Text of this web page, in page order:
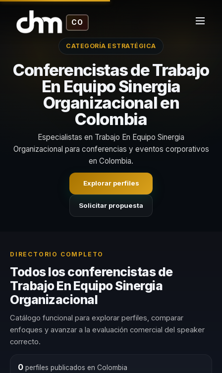
CO
CATEGORÍA ESTRATÉGICA
Conferencistas de Trabajo
En Equipo Sinergia
Organizacional en
Colombia
Especialistas en Trabajo En Equipo Sinergia
Organizacional para conferencias y eventos corporativos
en Colombia.
Explorar perfiles
Solicitar propuesta
DIRECTORIO COMPLETO
Todos los conferencistas de
Trabajo En Equipo Sinergia
Organizacional
Catálogo funcional para explorar perfiles, comparar
enfoques y avanzar a la evaluación comercial del speaker
correcto.
0perfiles publicados en Colombia